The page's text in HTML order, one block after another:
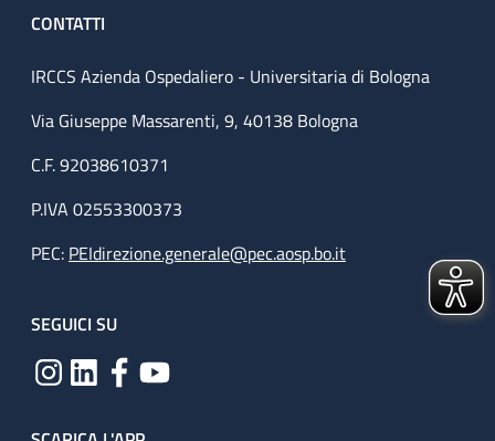
CONTATTI
IRCCS Azienda Ospedaliero - Universitaria di Bologna
Via Giuseppe Massarenti, 9, 40138 Bologna
C.F. 92038610371
P.IVA 02553300373
PEC: PEIdirezione.generale@pec.aosp.bo.it
SEGUICI SU